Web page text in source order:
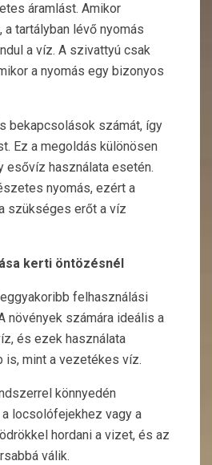
áramlást. Amikor
tartályban lévő nyomás
a víz. A szivattyú csak
a nyomás egy bizonyos
bekapcsolások számát, így
Ez a megoldás különösen
esővíz használata esetén.
nyomás, ezért a
szükséges erőt a víz
kerti öntözésnél
felhasználási
növények számára ideális a
és ezek használata
is, mint a vezetékes víz.
könnyedén
locsolófejekhez vagy a
hordani a vizet, és az
válik.